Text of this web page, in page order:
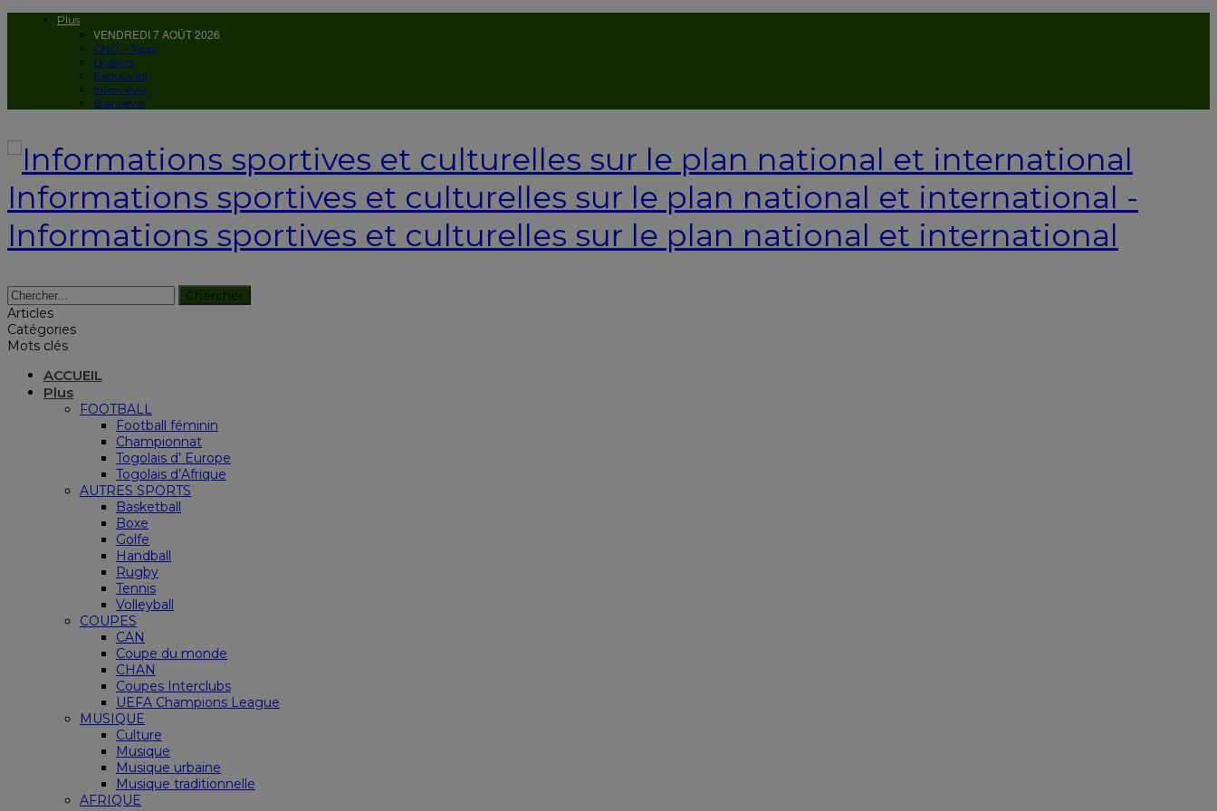
Plus
VENDREDI 7 AOÛT 2026
CNO – Togo
Dossiers
Exclusivité
Interviews
Star news
Informations sportives et culturelles sur le plan national et international -
Informations sportives et culturelles sur le plan national et international
Articles
Catégories
Mots clés
ACCUEIL
Plus
FOOTBALL
Football féminin
Championnat
Togolais d’ Europe
Togolais d’Afrique
AUTRES SPORTS
Basketball
Boxe
Golfe
Handball
Rugby
Tennis
Volleyball
COUPES
CAN
Coupe du monde
CHAN
Coupes Interclubs
UEFA Champions League
MUSIQUE
Culture
Musique
Musique urbaine
Musique traditionnelle
AFRIQUE